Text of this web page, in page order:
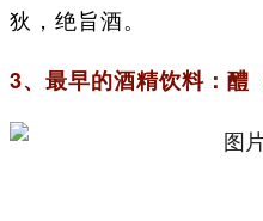
狄，绝旨酒。
3、最早的酒精饮料：醴